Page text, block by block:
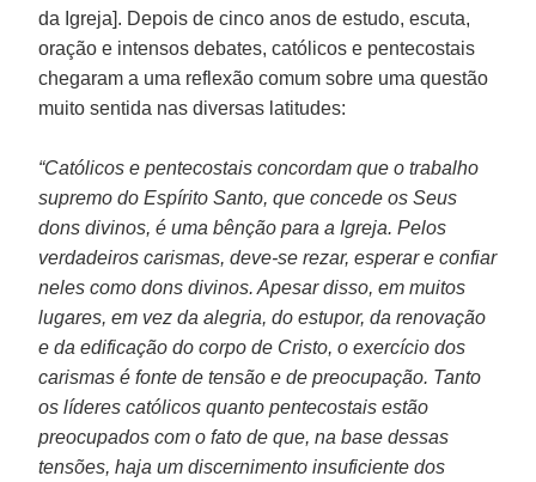
da Igreja]. Depois de cinco anos de estudo, escuta,
oração e intensos debates, católicos e pentecostais
chegaram a uma reflexão comum sobre uma questão
muito sentida nas diversas latitudes:
“Católicos e pentecostais concordam que o trabalho
supremo do Espírito Santo, que concede os Seus
dons divinos, é uma bênção para a Igreja. Pelos
verdadeiros carismas, deve-se rezar, esperar e confiar
neles como dons divinos. Apesar disso, em muitos
lugares, em vez da alegria, do estupor, da renovação
e da edificação do corpo de Cristo, o exercício dos
carismas é fonte de tensão e de preocupação. Tanto
os líderes católicos quanto pentecostais estão
preocupados com o fato de que, na base dessas
tensões, haja um discernimento insuficiente dos